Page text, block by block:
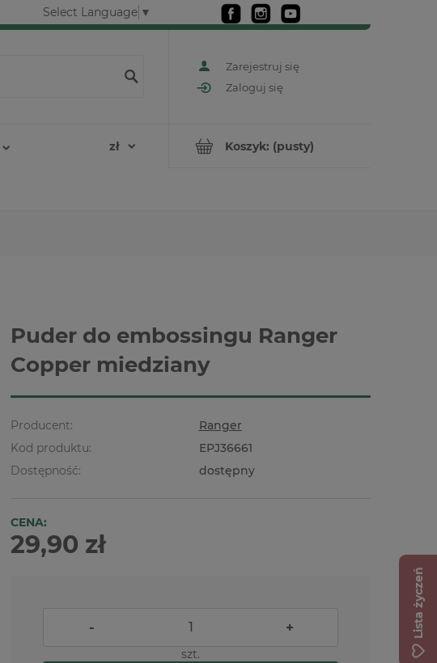
Select Language ▼
Zarejestruj się
Zaloguj się
Koszyk: (pusty)
Puder do embossingu Ranger
Copper miedziany
Producent:
Ranger
Kod produktu:
EPJ36661
Dostępność:
dostępny
CENA:
29,90 zł
- +
szt.
Lista życzeń